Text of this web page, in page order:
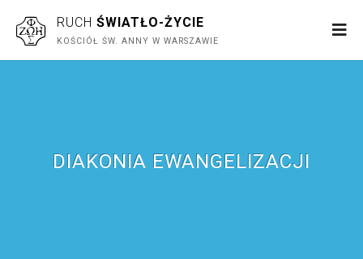
RUCH ŚWIATŁO-ŻYCIE
KOŚCIÓŁ ŚW. ANNY W WARSZAWIE
DIAKONIA EWANGELIZACJI